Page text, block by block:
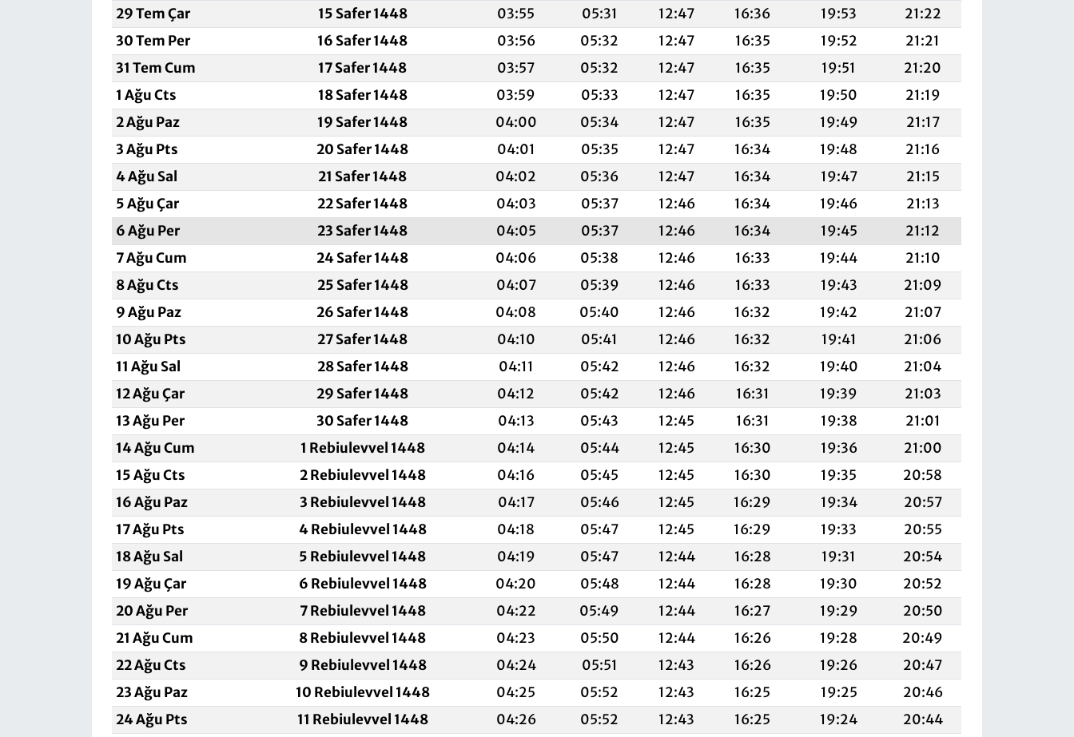
29 Tem Çar
15 Safer 1448 03:55 05:31 12:47 16:36 19:53
21:22
30 Tem Per
16 Safer 1448 03:56 05:32 12:47 16:35 19:52
21:21
31 Tem Cum
17 Safer 1448 03:57 05:32 12:47 16:35 19:51
21:20
1 Ağu Cts
18 Safer 1448 03:59 05:33 12:47 16:35 19:50
21:19
2 Ağu Paz
19 Safer 1448 04:00 05:34 12:47 16:35 19:49
21:17
3 Ağu Pts
20 Safer 1448 04:01 05:35 12:47 16:34 19:48
21:16
4 Ağu Sal
21 Safer 1448 04:02 05:36 12:47 16:34 19:47
21:15
5 Ağu Çar
22 Safer 1448 04:03 05:37 12:46 16:34 19:46
21:13
6 Ağu Per
23 Safer 1448 04:05 05:37 12:46 16:34 19:45
21:12
7 Ağu Cum
24 Safer 1448 04:06 05:38 12:46 16:33 19:44
21:10
8 Ağu Cts
25 Safer 1448 04:07 05:39 12:46 16:33 19:43
21:09
9 Ağu Paz
26 Safer 1448 04:08 05:40 12:46 16:32 19:42
21:07
10 Ağu Pts
27 Safer 1448 04:10 05:41 12:46 16:32 19:41
21:06
11 Ağu Sal
28 Safer 1448 04:11 05:42 12:46 16:32 19:40
21:04
12 Ağu Çar
29 Safer 1448 04:12 05:42 12:46 16:31 19:39
21:03
13 Ağu Per
30 Safer 1448 04:13 05:43 12:45 16:31 19:38
21:01
14 Ağu Cum
1 Rebiulevvel 1448 04:14 05:44 12:45 16:30 19:36
21:00
15 Ağu Cts
2 Rebiulevvel 1448 04:16 05:45 12:45 16:30 19:35
20:58
16 Ağu Paz
3 Rebiulevvel 1448 04:17 05:46 12:45 16:29 19:34
20:57
17 Ağu Pts
4 Rebiulevvel 1448 04:18 05:47 12:45 16:29 19:33
20:55
18 Ağu Sal
5 Rebiulevvel 1448 04:19 05:47 12:44 16:28 19:31
20:54
19 Ağu Çar
6 Rebiulevvel 1448 04:20 05:48 12:44 16:28 19:30
20:52
20 Ağu Per
7 Rebiulevvel 1448 04:22 05:49 12:44 16:27 19:29
20:50
21 Ağu Cum
8 Rebiulevvel 1448 04:23 05:50 12:44 16:26 19:28
20:49
22 Ağu Cts
9 Rebiulevvel 1448 04:24 05:51 12:43 16:26 19:26
20:47
23 Ağu Paz
10 Rebiulevvel 1448 04:25 05:52 12:43 16:25 19:25
20:46
24 Ağu Pts
11 Rebiulevvel 1448 04:26 05:52 12:43 16:25 19:24
20:44